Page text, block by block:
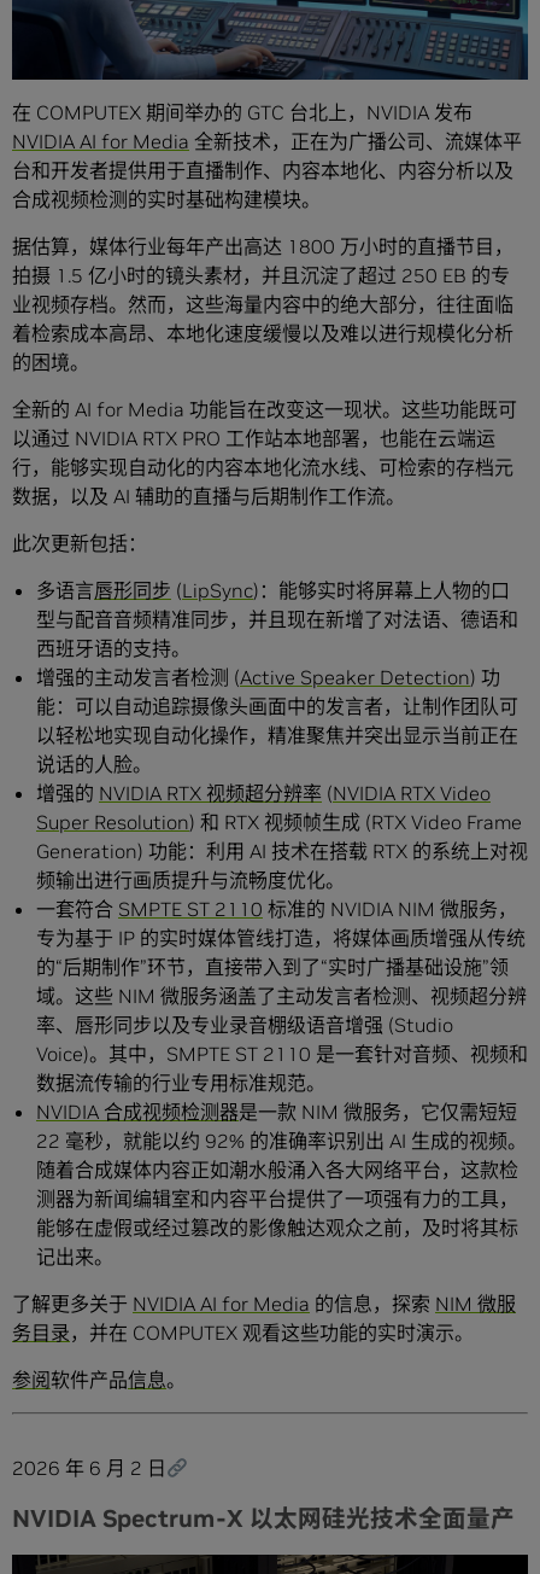
在 COMPUTEX 期间举办的 GTC 台北上，NVIDIA 发布
NVIDIA AI for Media 全新技术，正在为广播公司、流媒体平
台和开发者提供用于直播制作、内容本地化、内容分析以及
合成视频检测的实时基础构建模块。
据估算，媒体行业每年产出高达 1800 万小时的直播节目，
拍摄 1.5 亿小时的镜头素材，并且沉淀了超过 250 EB 的专
业视频存档。然而，这些海量内容中的绝大部分，往往面临
着检索成本高昂、本地化速度缓慢以及难以进行规模化分析
的困境。
全新的 AI for Media 功能旨在改变这一现状。这些功能既可
以通过 NVIDIA RTX PRO 工作站本地部署，也能在云端运
行，能够实现自动化的内容本地化流水线、可检索的存档元
数据，以及 AI 辅助的直播与后期制作工作流。
此次更新包括：
多语言唇形同步 (LipSync)：能够实时将屏幕上人物的口
型与配音音频精准同步，并且现在新增了对法语、德语和
西班牙语的支持。
增强的主动发言者检测 (Active Speaker Detection) 功
能：可以自动追踪摄像头画面中的发言者，让制作团队可
以轻松地实现自动化操作，精准聚焦并突出显示当前正在
说话的人脸。
增强的 NVIDIA RTX 视频超分辨率 (NVIDIA RTX Video
Super Resolution) 和 RTX 视频帧生成 (RTX Video Frame
Generation) 功能：利用 AI 技术在搭载 RTX 的系统上对视
频输出进行画质提升与流畅度优化。
一套符合 SMPTE ST 2110 标准的 NVIDIA NIM 微服务，
专为基于 IP 的实时媒体管线打造，将媒体画质增强从传统
的“后期制作”环节，直接带入到了“实时广播基础设施”领
域。这些 NIM 微服务涵盖了主动发言者检测、视频超分辨
率、唇形同步以及专业录音棚级语音增强 (Studio
Voice)。其中，SMPTE ST 2110 是一套针对音频、视频和
数据流传输的行业专用标准规范。
NVIDIA 合成视频检测器是一款 NIM 微服务，它仅需短短
22 毫秒，就能以约 92% 的准确率识别出 AI 生成的视频。
随着合成媒体内容正如潮水般涌入各大网络平台，这款检
测器为新闻编辑室和内容平台提供了一项强有力的工具，
能够在虚假或经过篡改的影像触达观众之前，及时将其标
记出来。
了解更多关于 NVIDIA AI for Media 的信息，探索 NIM 微服
务目录，并在 COMPUTEX 观看这些功能的实时演示。
参阅软件产品信息。
2026 年 6 月 2 日
NVIDIA Spectrum-X 以太网硅光技术全面量产